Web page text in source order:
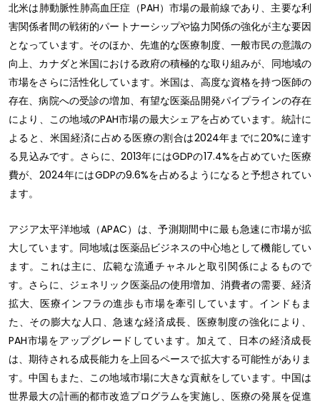
北米は肺動脈性肺高血圧症（PAH）市場の最前線であり、主要な利
害関係者間の戦術的パートナーシップや協力関係の強化が主な要因
となっています。そのほか、先進的な医療制度、一般市民の意識の
向上、カナダと米国における政府の積極的な取り組みが、同地域の
市場をさらに活性化しています。米国は、高度な資格を持つ医師の
存在、病院への受診の増加、有望な医薬品開発パイプラインの存在
により、この地域のPAH市場の最大シェアを占めています。統計に
よると、米国経済に占める医療の割合は2024年までに20%に達す
る見込みです。さらに、2013年にはGDPの17.4%を占めていた医療
費が、2024年にはGDPの9.6%を占めるようになると予想されてい
ます。
アジア太平洋地域（APAC）は、予測期間中に最も急速に市場が拡
大しています。同地域は医薬品ビジネスの中心地として機能してい
ます。これは主に、広範な流通チャネルと取引関係によるもので
す。さらに、ジェネリック医薬品の使用増加、消費者の需要、経済
拡大、医療インフラの進歩も市場を牽引しています。インドもま
た、その膨大な人口、急速な経済成長、医療制度の強化により、
PAH市場をアップグレードしています。加えて、日本の経済成長
は、期待される成長能力を上回るペースで拡大する可能性がありま
す。中国もまた、この地域市場に大きな貢献をしています。中国は
世界最大の計画的都市改造プログラムを実施し、医療の発展を促進